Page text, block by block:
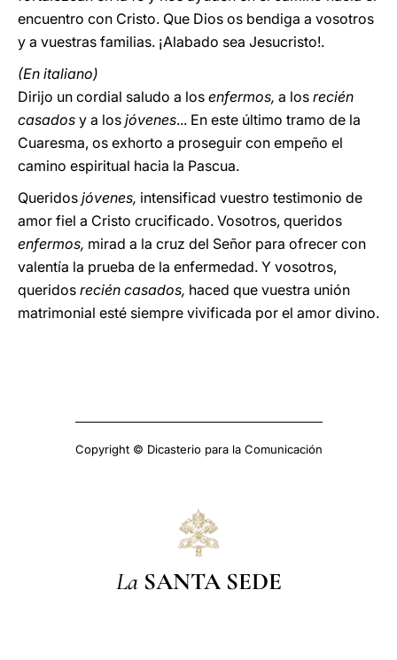
encuentro con Cristo. Que Dios os bendiga a vosotros
y a vuestras familias. ¡Alabado sea Jesucristo!.
(En italiano)
Dirijo un cordial saludo a los enfermos, a los recién
casados y a los jóvenes... En este último tramo de la
Cuaresma, os exhorto a proseguir con empeño el
camino espiritual hacia la Pascua.
Queridos jóvenes, intensificad vuestro testimonio de
amor fiel a Cristo crucificado. Vosotros, queridos
enfermos, mirad a la cruz del Señor para ofrecer con
valentía la prueba de la enfermedad. Y vosotros,
queridos recién casados, haced que vuestra unión
matrimonial esté siempre vivificada por el amor divino.
Copyright © Dicasterio para la Comunicación
La SANTA SEDE